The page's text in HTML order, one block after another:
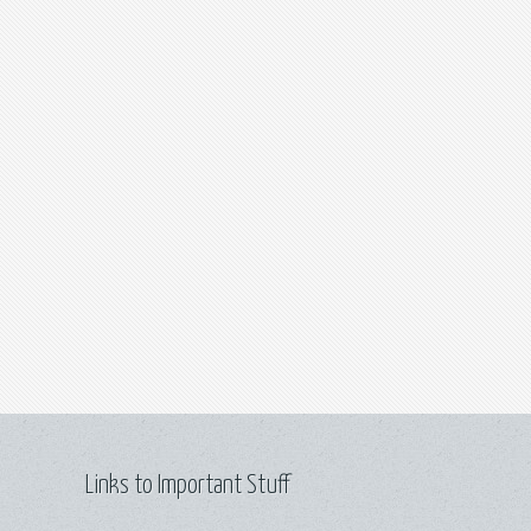
Links to Important Stuff